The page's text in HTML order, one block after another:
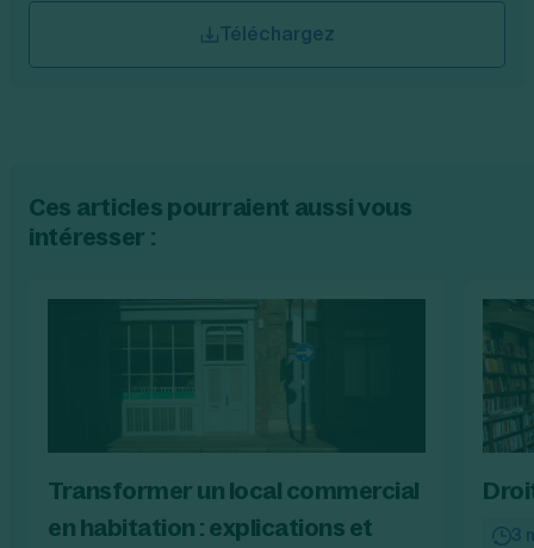
Téléchargez
Ces articles pourraient aussi vous
intéresser :
Transformer un local commercial
en habitation : explications et
3